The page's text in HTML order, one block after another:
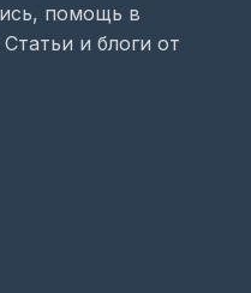
помощь в
и блоги от